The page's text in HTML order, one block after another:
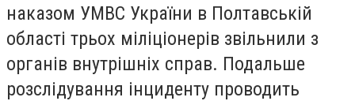
наказом УМВС України в Полтавській
області трьох міліціонерів звільнили з
органів внутрішніх справ. Подальше
розслідування інциденту проводить